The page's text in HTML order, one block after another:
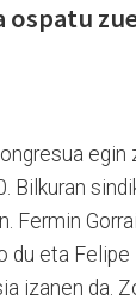
ospatu
egin
Bilkuran
Fermin
du eta
izanen da.